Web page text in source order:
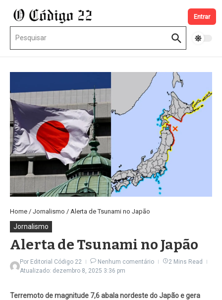
Entrar
Home / Jornalismo / Alerta de Tsunami no Japão
Jornalismo
Alerta de Tsunami no Japão
Por Editorial Código 22 Nenhum comentário
2 Mins Read
Atualizado: dezembro 8, 2025 3:36 pm
Terremoto de magnitude 7,6 abala nordeste do Japão e gera